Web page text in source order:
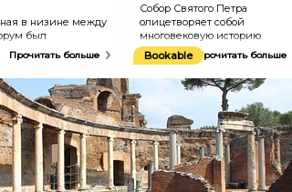
в низине между
был
храмов,
падения Римской
земле над ним
Прочитать больше
Собор Святого Петра
олицетворяет собой
многовековую историю
Ватикана. К его созданию и
убранству приложили руку
великие мастера, такие как
Микеланджело, Бернини и
Рафаэль. Сегодня собор открыт
для посещения широкой
публике.
Bookable Прочитать больше